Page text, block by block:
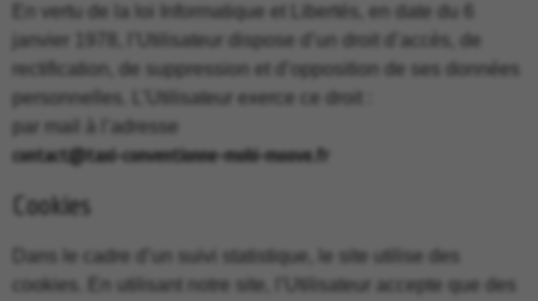
En vertu de la loi Informatique et Libertés, en date du 6
janvier 1978, l’Utilisateur dispose d’un droit d’accès, de
rectification, de suppression et d’opposition de ses données
personnelles. L’Utilisateur exerce ce droit :
par mail à l’adresse
contact@taxi-conventionne-mobi-moove.fr
Cookies
Dans le cadre d’un suivi statistique, le site utilise des
cookies. En utilisant notre site, l’Utilisateur accepte que des